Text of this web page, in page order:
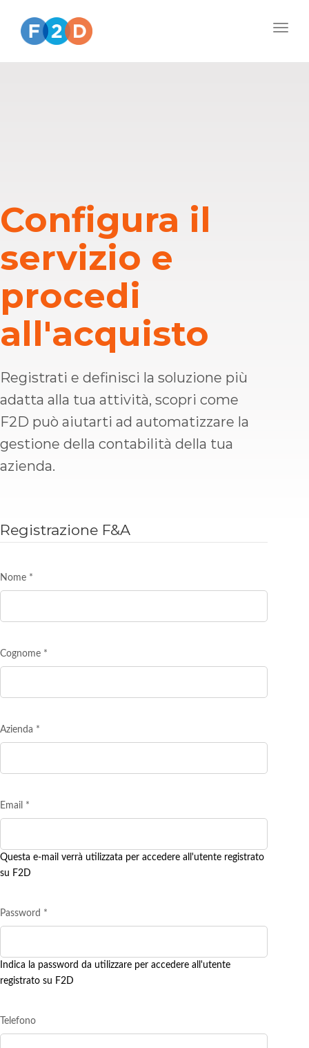
Configura il
servizio e
procedi
all'acquisto
Registrati e definisci la soluzione più
adatta alla tua attività, scopri come
F2D può aiutarti ad automatizzare la
gestione della contabilità della tua
azienda.
Registrazione F&A
Nome *
Cognome *
Azienda *
Email *
Questa e-mail verrà utilizzata per accedere all'utente registrato
su F2D
Password *
Indica la password da utilizzare per accedere all'utente
registrato su F2D
Telefono